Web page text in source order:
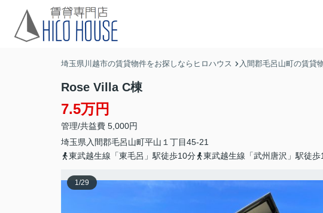
埼玉県川越市の賃貸物件をお探しならヒロハウス 入間郡毛呂山町の賃貸
Rose Villa C棟
7.5万円
管理/共益費 5,000円
埼玉県 入間郡毛呂山町平山 １丁目45-21
東武越生線「東毛呂」駅徒歩10分
東武越生線「武州唐沢」駅徒歩
1/29